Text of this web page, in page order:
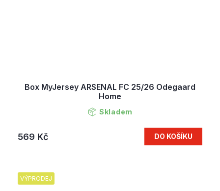
Box MyJersey ARSENAL FC 25/26 Odegaard
Home
Skladem
569 Kč DO KOŠÍKU
VÝPRODEJ